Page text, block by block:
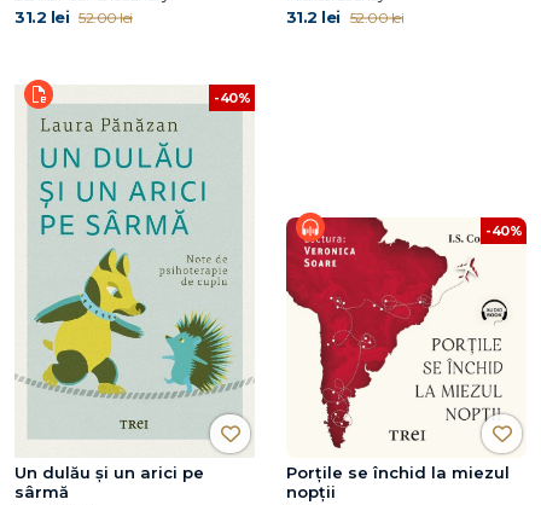
31.2 lei 52.00 lei 31.2 lei 52.00 lei
-40%
Un dulău și un arici pe
sârmă
-40%
Porțile se închid la miezul
nopții